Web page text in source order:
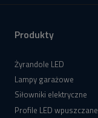
Produkty
Żyrandole LED
Lampy garażowe
Siłowniki elektryczne
Profile LED wpuszczane